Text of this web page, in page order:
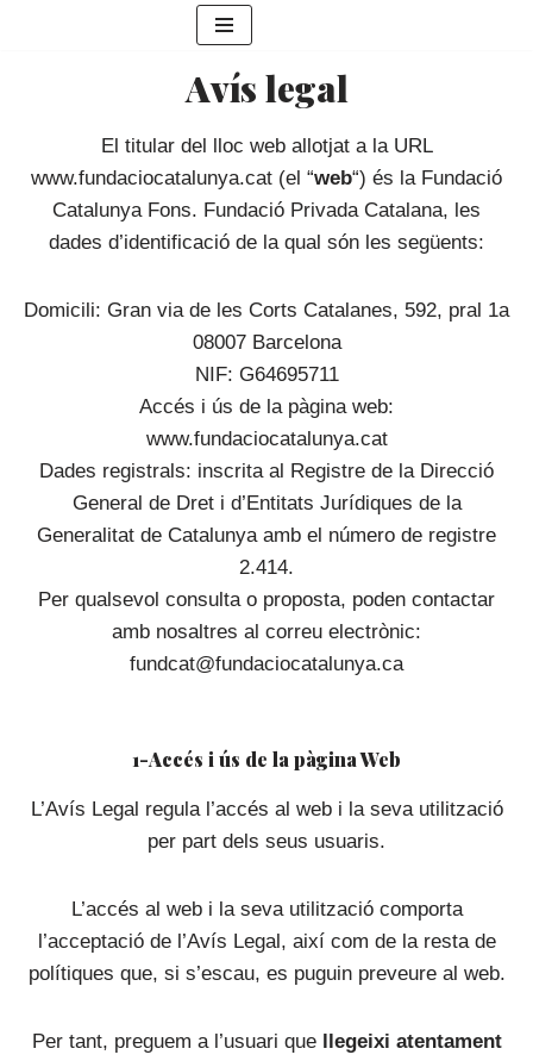
Avís legal
El titular del lloc web allotjat a la URL
www.fundaciocatalunya.cat (el “web“) és la Fundació
Catalunya Fons. Fundació Privada Catalana, les
dades d’identificació de la qual són les següents:
Domicili: Gran via de les Corts Catalanes, 592, pral 1a
08007 Barcelona
NIF: G64695711
Accés i ús de la pàgina web:
www.fundaciocatalunya.cat
Dades registrals: inscrita al Registre de la Direcció
General de Dret i d’Entitats Jurídiques de la
Generalitat de Catalunya amb el número de registre
2.414.
Per qualsevol consulta o proposta, poden contactar
amb nosaltres al correu electrònic:
fundcat@fundaciocatalunya.ca
1-Accés i ús de la pàgina Web
L’Avís Legal regula l’accés al web i la seva utilització
per part dels seus usuaris.
L’accés al web i la seva utilització comporta
l’acceptació de l’Avís Legal, així com de la resta de
polítiques que, si s’escau, es puguin preveure al web.
Per tant, preguem a l’usuari que llegeixi atentament